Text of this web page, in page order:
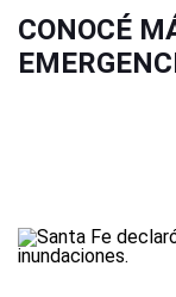
CONOCÉ